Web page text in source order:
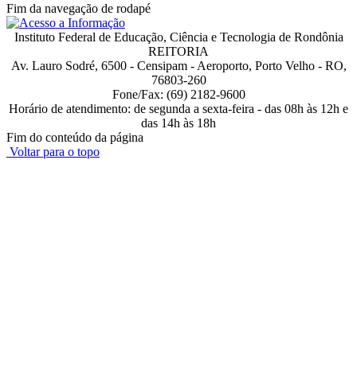
Fim da navegação de rodapé
Instituto Federal de Educação, Ciência e Tecnologia de Rondônia
REITORIA
Av. Lauro Sodré, 6500 - Censipam - Aeroporto, Porto Velho - RO,
76803-260
Fone/Fax: (69) 2182-9600
Horário de atendimento: de segunda a sexta-feira - das 08h às 12h e
das 14h às 18h
Fim do conteúdo da página
Voltar para o topo